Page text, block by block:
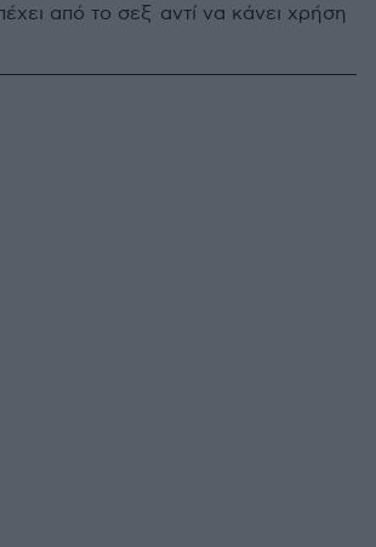
από το σεξ αντί να κάνει χρήση